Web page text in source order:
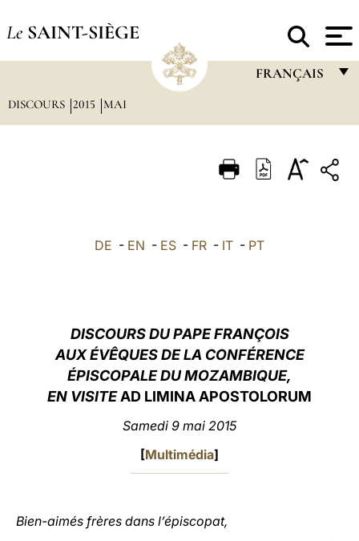
Le SAINT-SIÈGE
FRANÇAIS
ITALIANO
中文
LATINE
DISCOURS 2015 MAI
DE - EN - ES - FR - IT - PT
DISCOURS DU PAPE FRANÇOIS
AUX ÉVÊQUES DE LA CONFÉRENCE
ÉPISCOPALE DU MOZAMBIQUE,
EN VISITEAD LIMINA APOSTOLORUM
Samedi 9 mai 2015
[Multimédia]
Bien-aimés frères dans l’épiscopat,